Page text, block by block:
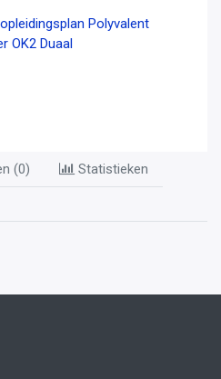
Polyvalent
OK2 Duaal
(0) Statistieken